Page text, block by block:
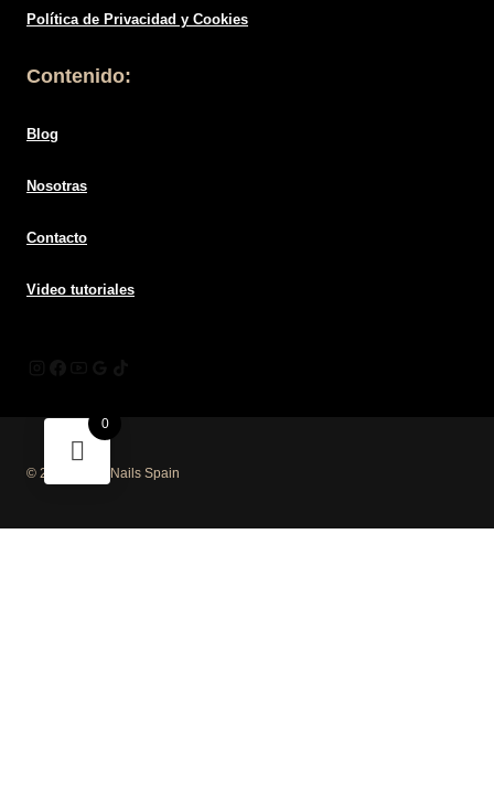
Política de Privacidad y Cookies
Contenido:
Blog
Nosotras
Contacto
Video tutoriales
© 2026 Mūsa Nails Spain
0